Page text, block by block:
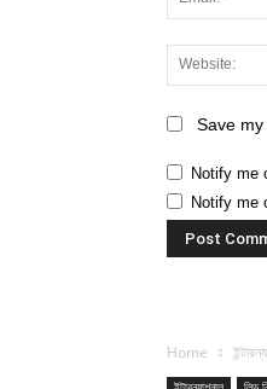
Save
Notify me
Notify me